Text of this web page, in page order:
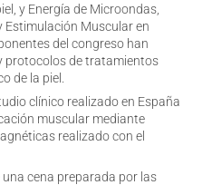
y Energía de Microondas,
Estimulación Muscular en
del congreso han
protocolos de tratamientos
de la piel.
clínico realizado en España
muscular mediante
realizado con el
cena preparada por las